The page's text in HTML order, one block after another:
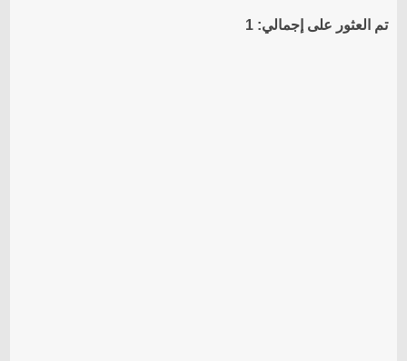
تم العثور على إجمالي: 1